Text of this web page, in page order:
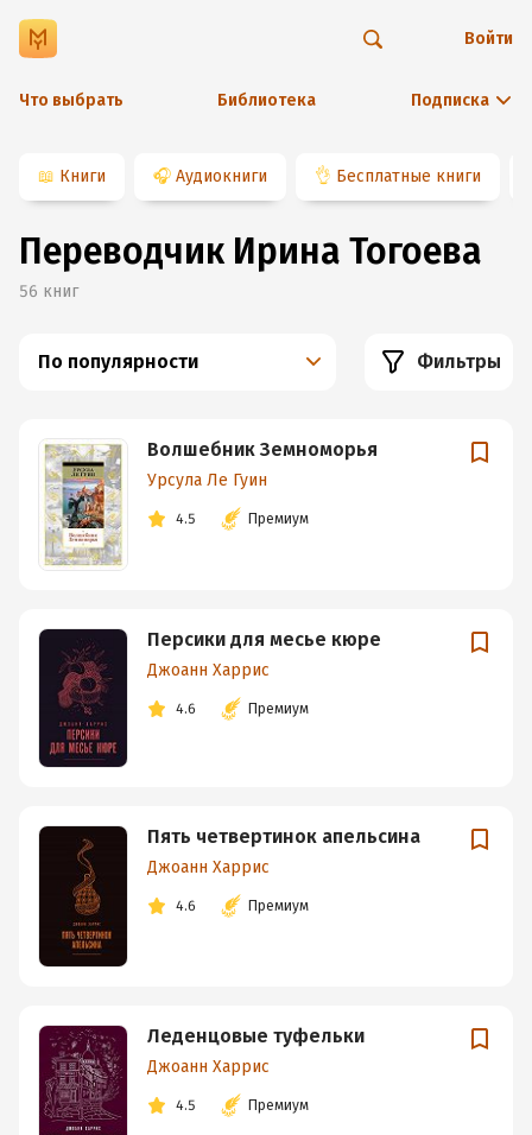
Что выбрать Библиотека Подписка
Войти
📖 Книги 🎧 Аудиокниги 👌 Бесплатные книги
Переводчик Ирина Тогоева
56 книг
По популярности Фильтры
Волшебник Земноморья
Урсула Ле Гуин
4.5 Премиум
Персики для месье кюре
Джоанн Харрис
4.6 Премиум
Пять четвертинок апельсина
Джоанн Харрис
4.6 Премиум
Леденцовые туфельки
Джоанн Харрис
4.5 Премиум